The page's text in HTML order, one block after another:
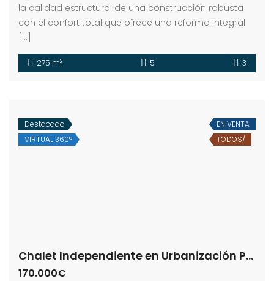
la calidad estructural de una construcción robusta
con el confort total que ofrece una reforma integral
[…]
275 m2 5 3
Destacado
VIRTUAL 360º
EN VENTA
TODOS/
Chalet Independiente en Urbanización Pago Redondo
170.000€